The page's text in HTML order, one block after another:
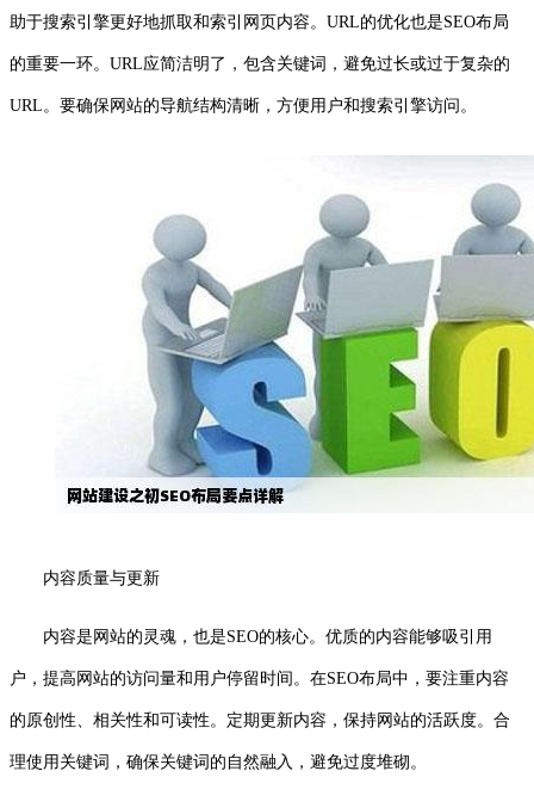
助于搜索引擎更好地抓取和索引网页内容。URL的优化也是SEO布局
的重要一环。URL应简洁明了，包含关键词，避免过长或过于复杂的
URL。要确保网站的导航结构清晰，方便用户和搜索引擎访问。
内容质量与更新
内容是网站的灵魂，也是SEO的核心。优质的内容能够吸引用
户，提高网站的访问量和用户停留时间。在SEO布局中，要注重内容
的原创性、相关性和可读性。定期更新内容，保持网站的活跃度。合
理使用关键词，确保关键词的自然融入，避免过度堆砌。